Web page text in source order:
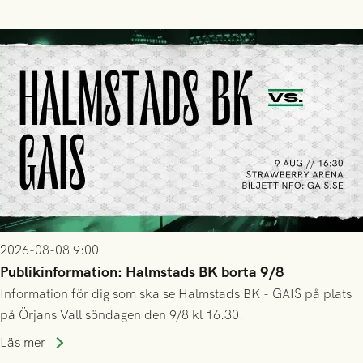
2026-08-08 9:00
Publikinformation: Halmstads BK borta 9/8
Information för dig som ska se Halmstads BK - GAIS på plats
på Örjans Vall söndagen den 9/8 kl 16.30.
Läs mer